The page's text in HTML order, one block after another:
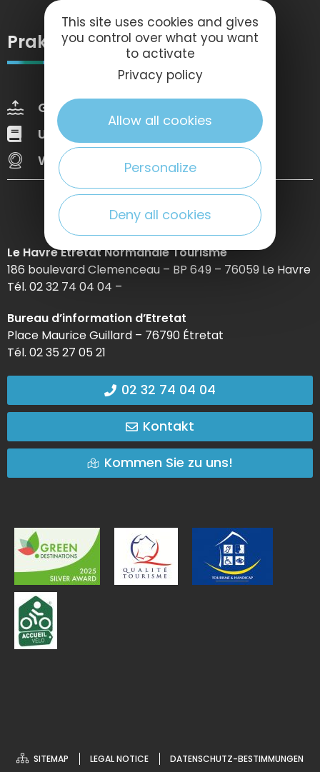
Praktische Information
Gezeiten
Wettervorhersage
Unsere Broschüren
Web Tv
Webcams
Le Havre Etretat Normandie Tourisme
186 boulevard Clemenceau – BP 649 – 76059 Le Havre
Tél. 02 32 74 04 04 –
Bureau d’information d’Etretat
Place Maurice Guillard – 76790 Étretat
Tél. 02 35 27 05 21
02 32 74 04 04
Kontakt
Kommen Sie zu uns!
SITEMAP LEGAL NOTICE DATENSCHUTZ-BESTIMMUNGEN
This site uses cookies and gives
you control over what you want
to activate
Privacy policy
Allow all cookies
Personalize
Deny all cookies